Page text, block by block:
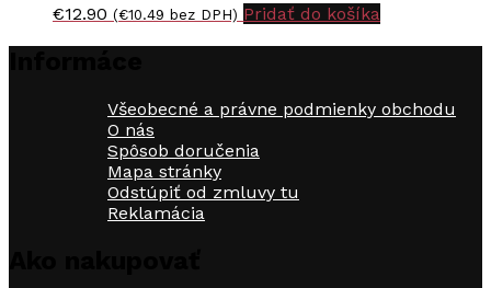
€12.90 (€10.49 bez DPH) Pridať do košíka
Všeobecné a právne podmienky obchodu
O nás
Spôsob doručenia
Mapa stránky
Odstúpiť od zmluvy tu
Reklamácia